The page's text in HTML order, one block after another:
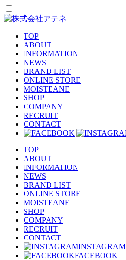
TOP
ABOUT
INFORMATION
NEWS
BRAND LIST
ONLINE STORE
MOISTEANE
SHOP
COMPANY
RECRUIT
CONTACT
TOP
ABOUT
INFORMATION
NEWS
BRAND LIST
ONLINE STORE
MOISTEANE
SHOP
COMPANY
RECRUIT
CONTACT
INSTAGRAM
FACEBOOK